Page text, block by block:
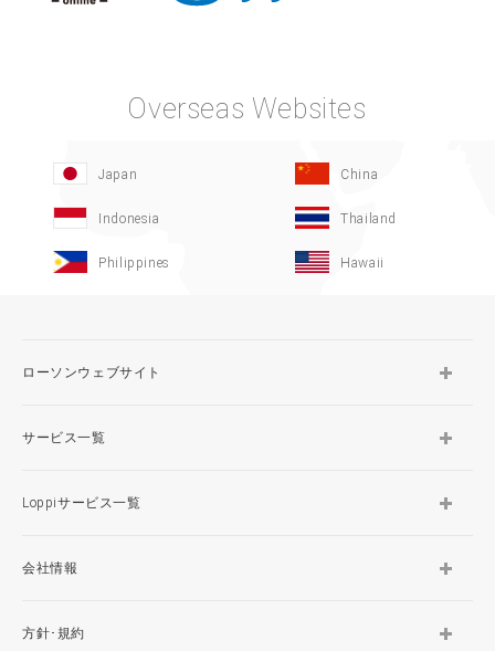
Overseas Websites
Japan China
Indonesia Thailand
Philippines Hawaii
ローソンウェブサイト
サービス一覧
Loppiサービス一覧
会社情報
方針･規約